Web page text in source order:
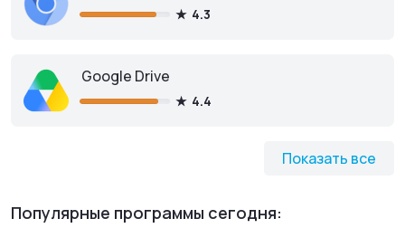
Показать все
4.3
Google Drive
4.4
Популярные программы сегодня: